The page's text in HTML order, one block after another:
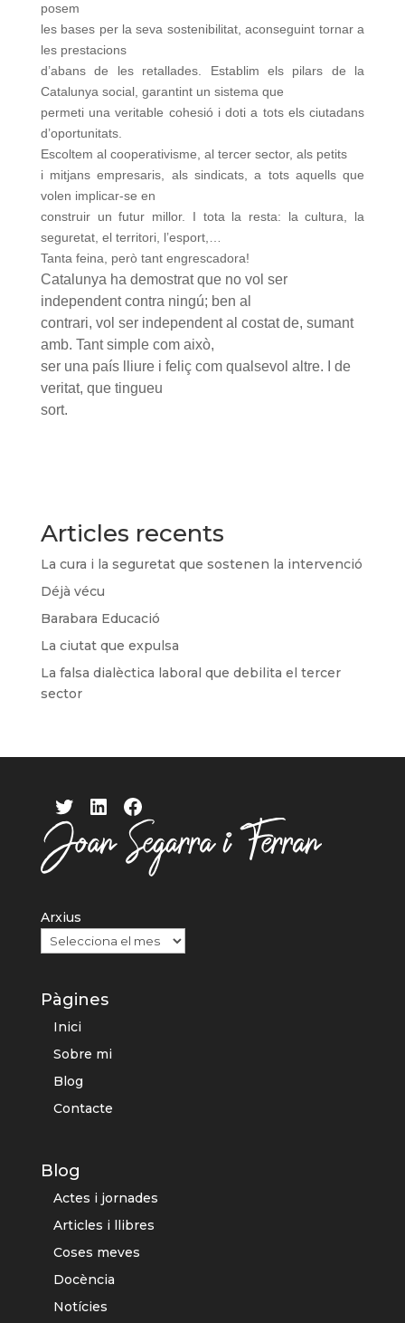
posem
les bases per la seva sostenibilitat, aconseguint tornar a
les prestacions
d’abans de les retallades. Establim els pilars de la
Catalunyasocial, garantint un sistema que
permeti una veritable cohesió i doti a tots els ciutadans
d’oportunitats.
Escoltem al cooperativisme, al tercer sector, als petits
i mitjans empresaris, als sindicats, a tots aquells que
volen implicar-se en
construir un futur millor. I tota la resta: la cultura, la
seguretat, el territori, l’esport,…
Tanta feina, però tant engrescadora!
Catalunya ha demostrat que no vol ser
independent contra ningú; ben al
contrari, vol ser independent al costat de, sumant
amb. Tant simple com això,
ser una país lliure i feliç com qualsevol altre. I de
veritat, que tingueu
sort.
Articles recents
La cura i la seguretat que sostenen la intervenció
Déjà vécu
Barabara Educació
La ciutat que expulsa
La falsa dialèctica laboral que debilita el tercer
sector
Twitter LinkedIn Facebook
Arxius
Pàgines
Inici
Sobre mi
Blog
Contacte
Blog
Actes i jornades
Articles i llibres
Coses meves
Docència
Notícies